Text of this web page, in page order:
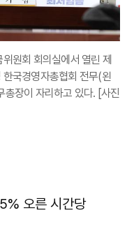
원회 회의실에서 열린 제
국경영자총협회 전무(왼
장이 자리하고 있다. [사진
오른 시간당